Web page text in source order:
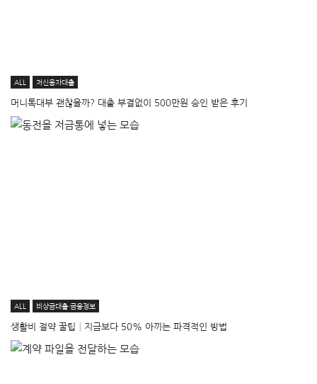
ALL 저신용자대출
머니톡대부 괜찮을까? 대출 부결없이 500만원 승인 받은 후기
ALL 비상금대출·금융정보
생활비 절약 꿀팁│지금보다 50% 아끼는 파격적인 방법